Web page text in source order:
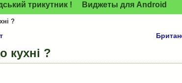
трикутник ! Виджеты для Аndroid
?
кухні ?